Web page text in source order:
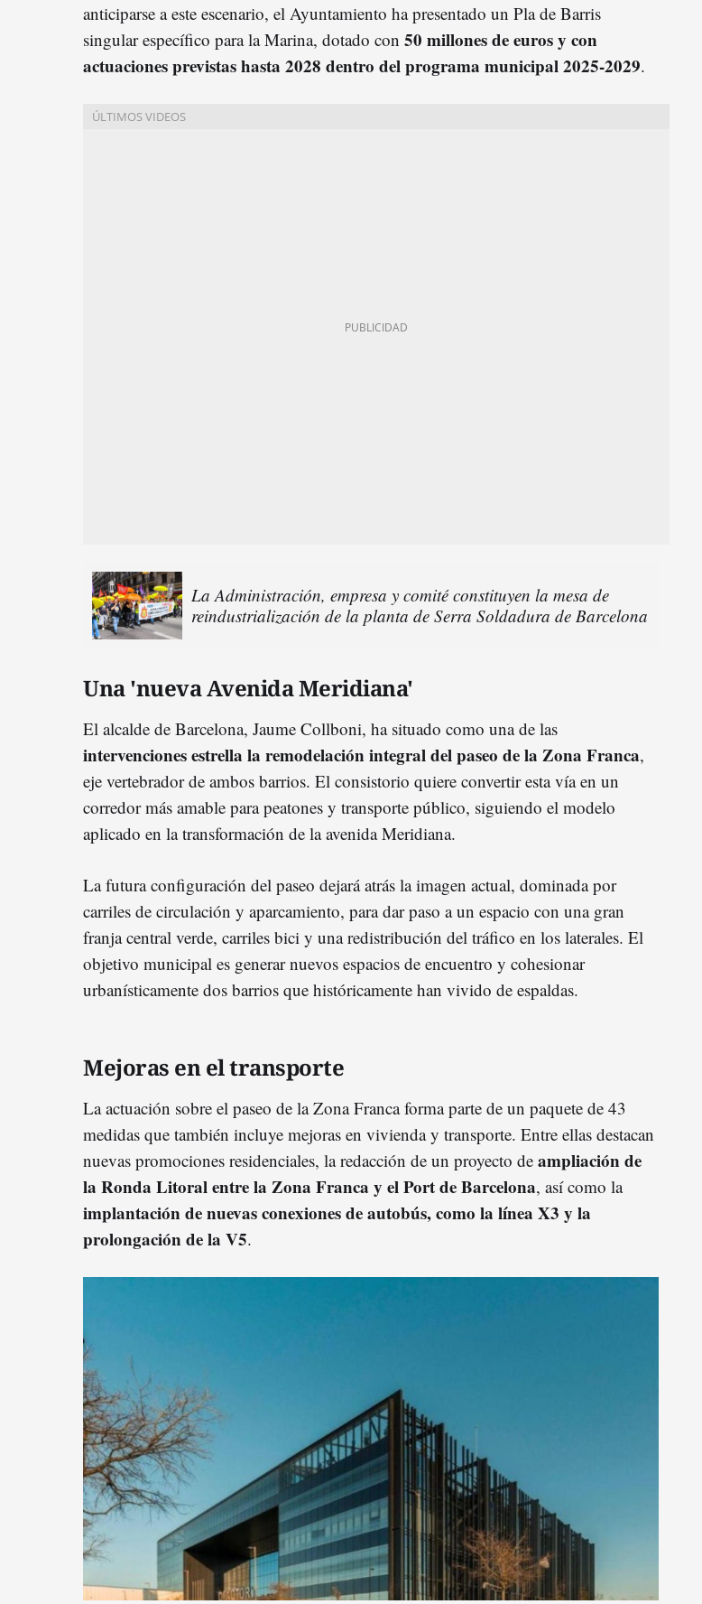
anticiparse a este escenario, el Ayuntamiento ha presentado un Pla de Barris
singular específico para la Marina, dotado con 50 millones de euros y con
actuaciones previstas hasta 2028 dentro del programa municipal 2025-2029.
La Administración, empresa y comité constituyen la mesa de
reindustrialización de la planta de Serra Soldadura de Barcelona
Una 'nueva Avenida Meridiana'
El alcalde de Barcelona, Jaume Collboni, ha situado como una de las
intervenciones estrella la remodelación integral del paseo de la Zona Franca,
eje vertebrador de ambos barrios. El consistorio quiere convertir esta vía en un
corredor más amable para peatones y transporte público, siguiendo el modelo
aplicado en la transformación de la avenida Meridiana.
La futura configuración del paseo dejará atrás la imagen actual, dominada por
carriles de circulación y aparcamiento, para dar paso a un espacio con una gran
franja central verde, carriles bici y una redistribución del tráfico en los laterales. El
objetivo municipal es generar nuevos espacios de encuentro y cohesionar
urbanísticamente dos barrios que históricamente han vivido de espaldas.
Mejoras en el transporte
La actuación sobre el paseo de la Zona Franca forma parte de un paquete de 43
medidas que también incluye mejoras en vivienda y transporte. Entre ellas destacan
nuevas promociones residenciales, la redacción de un proyecto de ampliación de
la Ronda Litoral entre la Zona Franca y el Port de Barcelona, así como la
implantación de nuevas conexiones de autobús, como la línea X3 y la
prolongación de la V5.